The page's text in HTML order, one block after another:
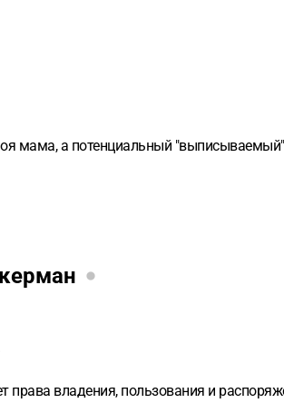
мама, а потенциальный
права владения, пользования и